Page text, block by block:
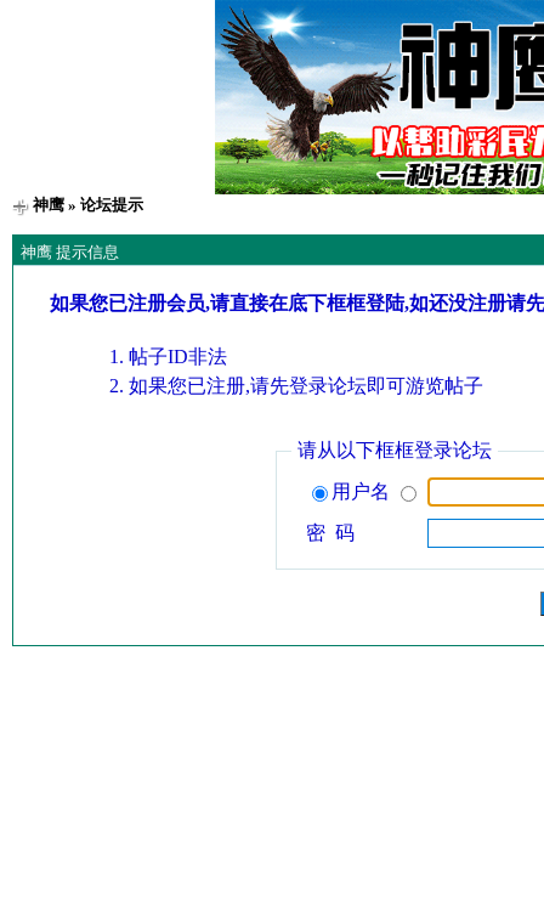
神鹰» 论坛提示
神鹰 提示信息
如果您已注册会员,请直接在底下框框登陆,如还没注册请
帖子ID非法
如果您已注册,请先登录论坛即可游览帖子
请从以下框框登录论坛
用户名
密 码